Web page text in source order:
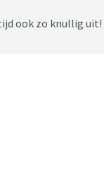
ook zo knullig uit!